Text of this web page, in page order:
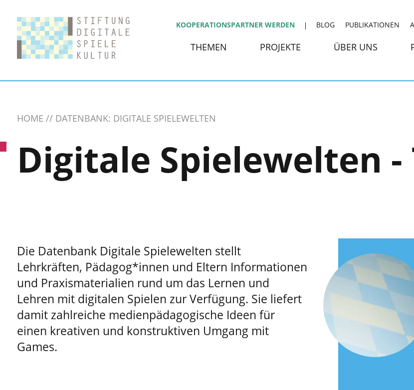
KOOPERATIONSPARTNER WERDEN BLOG PUBLIKATIONEN
THEMEN PROJEKTE ÜBER UNS
HOME DATENBANK: DIGITALE SPIELEWELTEN
Digitale Spielewelten -
Die Datenbank Digitale Spielewelten stellt
Lehrkräften, Pädagog*innen und Eltern Informationen
und Praxismaterialien rund um das Lernen und
Lehren mit digitalen Spielen zur Verfügung. Sie liefert
damit zahlreiche medienpädagogische Ideen für
einen kreativen und konstruktiven Umgang mit
Games.